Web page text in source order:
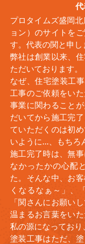
プロタイムズ盛岡
ョン）のサイトを
す。代表の関と申し
弊社は創業以来、
ただいております。
なぜ、住宅塗装工
工事のご依頼をい
事業に関わること
だいてから施工完
ていただくのは初
いように…、もちろ
施工完了時は、無
なかったかの心配
た。そんな中、お
くなるなぁ～」、
「関さんにお願い
温まるお言葉をい
私の源になっており
塗装工事はただ、